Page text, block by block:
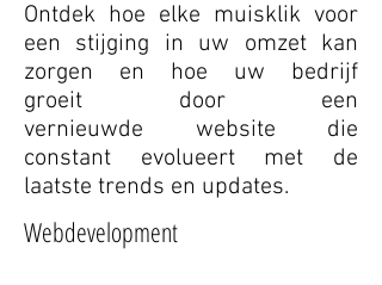
Ontdek hoe elke muisklik voor
een stijging in uw omzet kan
zorgen en hoe uw bedrijf
groeit door een
vernieuwde website die
constant evolueert met de
laatste trends en updates.
Webdevelopment